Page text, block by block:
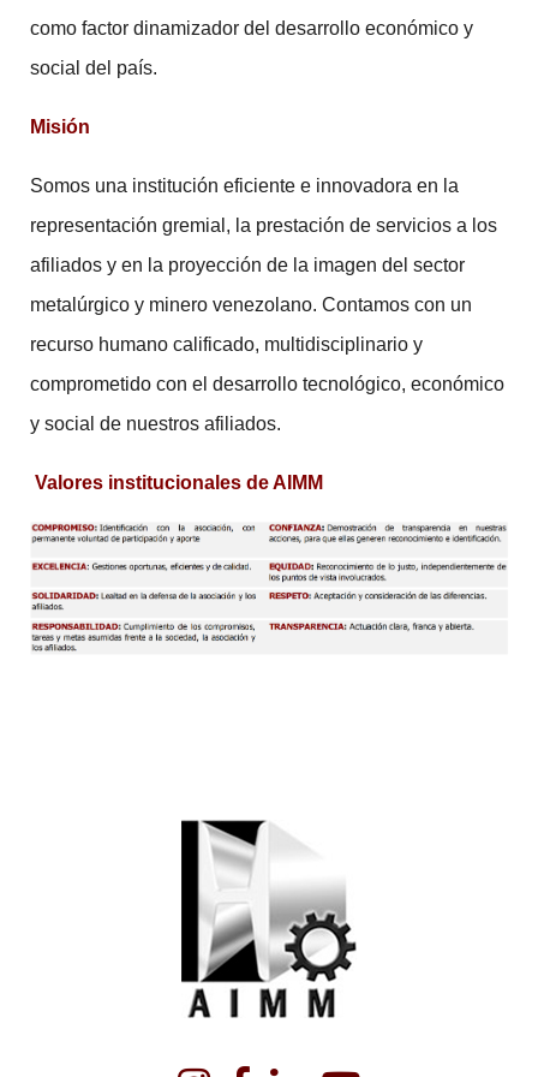
como factor dinamizador del desarrollo económico y
social del país.
Misión
Somos una institución eficiente e innovadora en la
representación gremial, la prestación de servicios a los
afiliados y en la proyección de la imagen del sector
metalúrgico y minero venezolano. Contamos con un
recurso humano calificado, multidisciplinario y
comprometido con el desarrollo tecnológico, económico
y social de nuestros afiliados.
Valores institucionales de AIMM